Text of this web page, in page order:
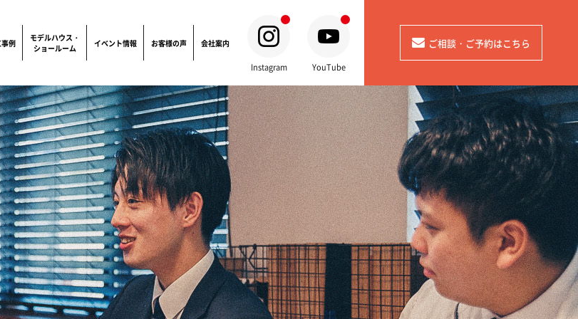
例
モデルハウス・
ショールーム
イベント情報 お客様の声 会社案内
Instagram YouTube
ご相談・ご予約はこちら